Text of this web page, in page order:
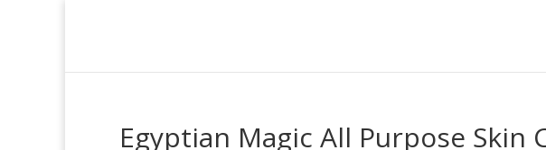
Egyptian Magic All Purpose Skin